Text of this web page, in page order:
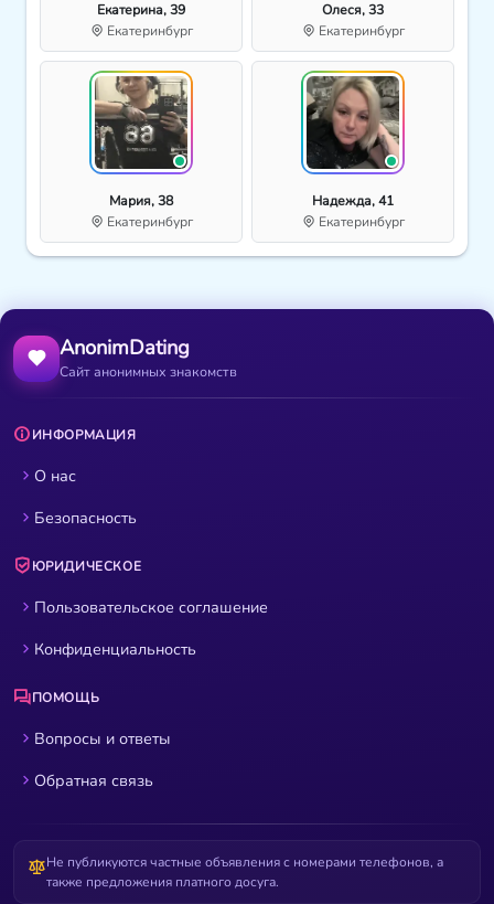
Екатерина, 39
Екатеринбург
Олеся, 33
Екатеринбург
Мария, 38
Екатеринбург
Надежда, 41
Екатеринбург
AnonimDating
Сайт анонимных знакомств
ИНФОРМАЦИЯ
О нас
Безопасность
ЮРИДИЧЕСКОЕ
Пользовательское соглашение
Конфиденциальность
ПОМОЩЬ
Вопросы и ответы
Обратная связь
Не публикуются частные объявления с номерами телефонов, а
также предложения платного досуга.